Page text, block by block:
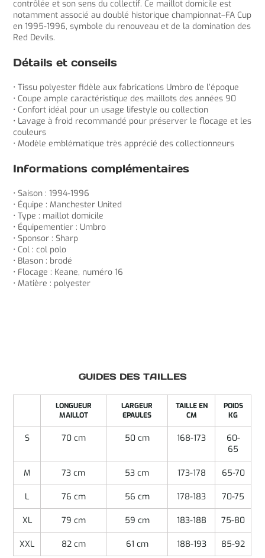
contrôlée et son sens du collectif. Ce maillot domicile est
notamment associé au doublé historique championnat–FA Cup
en 1995-1996, symbole du renouveau et de la domination des
Red Devils.
Détails et conseils
• Tissu polyester fidèle aux fabrications Umbro de l’époque
• Coupe ample caractéristique des maillots des années 90
• Confort idéal pour un usage lifestyle ou collection
• Lavage à froid recommandé pour préserver le flocage et les
couleurs
• Modèle emblématique très apprécié des collectionneurs
Informations complémentaires
• Saison : 1994-1996
• Équipe : Manchester United
• Type : maillot domicile
• Équipementier : Umbro
• Sponsor : Sharp
• Col : col polo
• Blason : brodé
• Flocage : Keane, numéro 16
• Matière : polyester
GUIDES DES TAILLES
LONGUEUR
MAILLOT
LARGEUR
EPAULES
TAILLE EN
CM
POIDS
KG
S 70 cm 50 cm 168-173
60-
65
M 73 cm 53 cm 173-178 65-70
L 76 cm 56 cm 178-183 70-75
XL 79 cm 59 cm 183-188 75-80
XXL 82 cm 61 cm 188-193 85-92